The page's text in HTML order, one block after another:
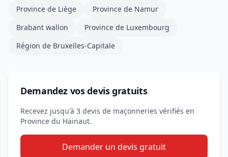
Province de Liège
Province de Namur
Brabant wallon
Province de Luxembourg
Région de Bruxelles-Capitale
Demandez vos devis gratuits
Recevez jusqu'à 3 devis de maçonneries vérifiés en
Province du Hainaut.
Demander un devis gratuit